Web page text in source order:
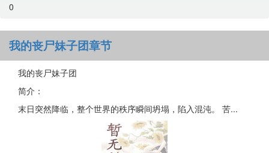
0
我的丧尸妹子团章节
我的丧尸妹子团
简介：
末日突然降临，整个世界的秩序瞬间坍塌，陷入混沌。 苦...